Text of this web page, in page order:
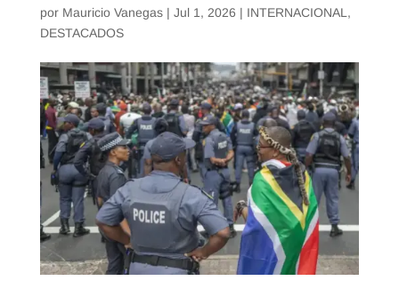
por Mauricio Vanegas| Jul 1, 2026 | INTERNACIONAL ,
DESTACADOS